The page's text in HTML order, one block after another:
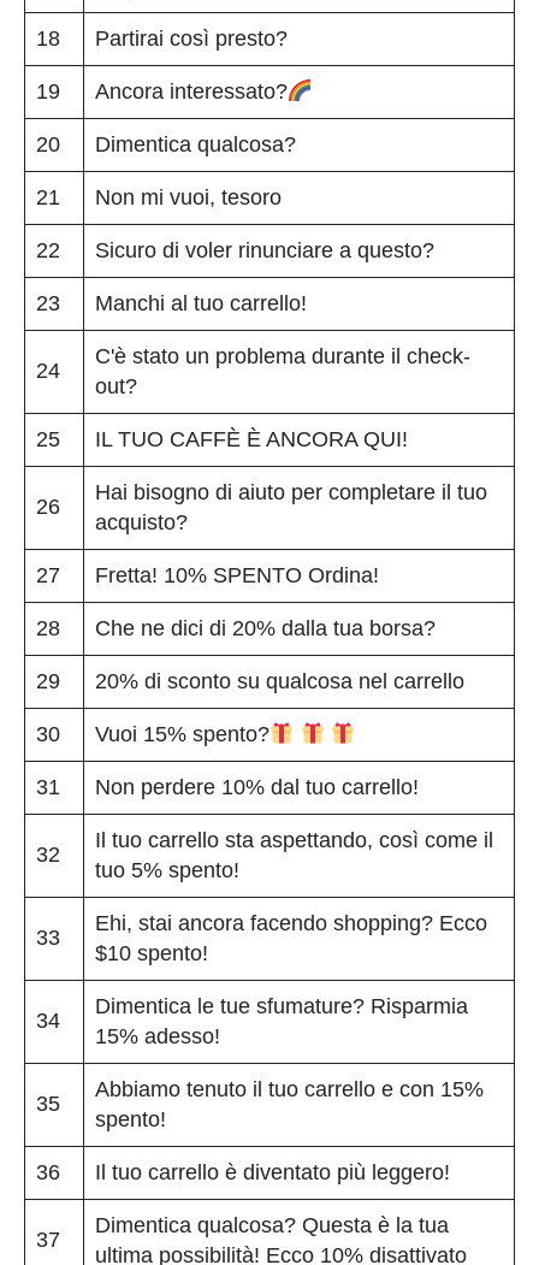
18 Partirai così presto?
19 Ancora interessato?
20 Dimentica qualcosa?
21 Non mi vuoi, tesoro
22 Sicuro di voler rinunciare a questo?
23 Manchi al tuo carrello!
24
C'è stato un problema durante il check-
out?
25 IL TUO CAFFÈ È ANCORA QUI!
26
Hai bisogno di aiuto per completare il tuo
acquisto?
27 Fretta! 10% SPENTO Ordina!
28 Che ne dici di 20% dalla tua borsa?
29 20% di sconto su qualcosa nel carrello
30 Vuoi 15% spento?
31 Non perdere 10% dal tuo carrello!
32
Il tuo carrello sta aspettando, così come il
tuo 5% spento!
33
Ehi, stai ancora facendo shopping? Ecco
$10 spento!
34
Dimentica le tue sfumature? Risparmia
15% adesso!
35
Abbiamo tenuto il tuo carrello e con 15%
spento!
36 Il tuo carrello è diventato più leggero!
37
Dimentica qualcosa? Questa è la tua
ultima possibilità! Ecco 10% disattivato